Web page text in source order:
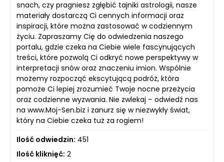
snach, czy pragniesz zgłębić tajniki astrologii, nasze
materiały dostarczą Ci cennych informacji oraz
inspiracji, które można zastosować w codziennym
życiu. Zapraszamy Cię do odwiedzenia naszego
portalu, gdzie czeka na Ciebie wiele fascynujących
treści, które pozwolą Ci odkryć nowe perspektywy w
interpretacji snów oraz znaczeniu imion. Wspólnie
możemy rozpocząć ekscytującą podróż, która
pomoże Ci lepiej zrozumieć Twoje nocne przeżycia
oraz codzienne wyzwania. Nie zwlekaj – odwiedź nas
na www.Moj-Sen.biz i zanurz się w niezwykły świat,
który na Ciebie czeka tuż za rogiem!
Ilość odwiedzin: 451
Ilość kliknięć: 2